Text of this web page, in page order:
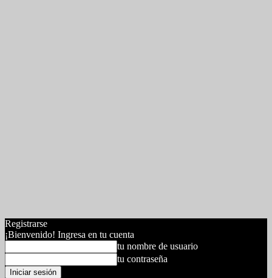
Registrarse
¡Bienvenido! Ingresa en tu cuenta
tu nombre de usuario
tu contraseña